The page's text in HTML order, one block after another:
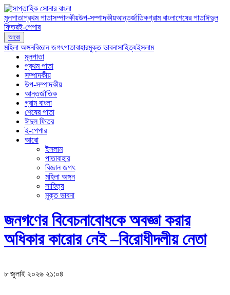
মূলপাতাপ্রথম পাতাসম্পাদকীয়উপ-সম্পাদকীয়আন্তর্জাতিকগ্রাম বাংলাশেষের পাতাঈদুল
ফিতরই-পেপার
আরো
মহিলা অঙ্গনবিজ্ঞান জগৎপাতাবাহারমুক্ত ভাবনাসাহিত্যইসলাম
মূলপাতা
প্রথম পাতা
সম্পাদকীয়
উপ-সম্পাদকীয়
আন্তর্জাতিক
গ্রাম বাংলা
শেষের পাতা
ঈদুল ফিতর
ই-পেপার
আরো
ইসলাম
পাতাবাহার
বিজ্ঞান জগৎ
মহিলা অঙ্গন
সাহিত্য
মুক্ত ভাবনা
জনগণের বিবেচনাবোধকে অবজ্ঞা করার
অধিকার কারোর নেই –বিরোধীদলীয় নেতা
৮ জুলাই ২০২৬ ২১:০৪